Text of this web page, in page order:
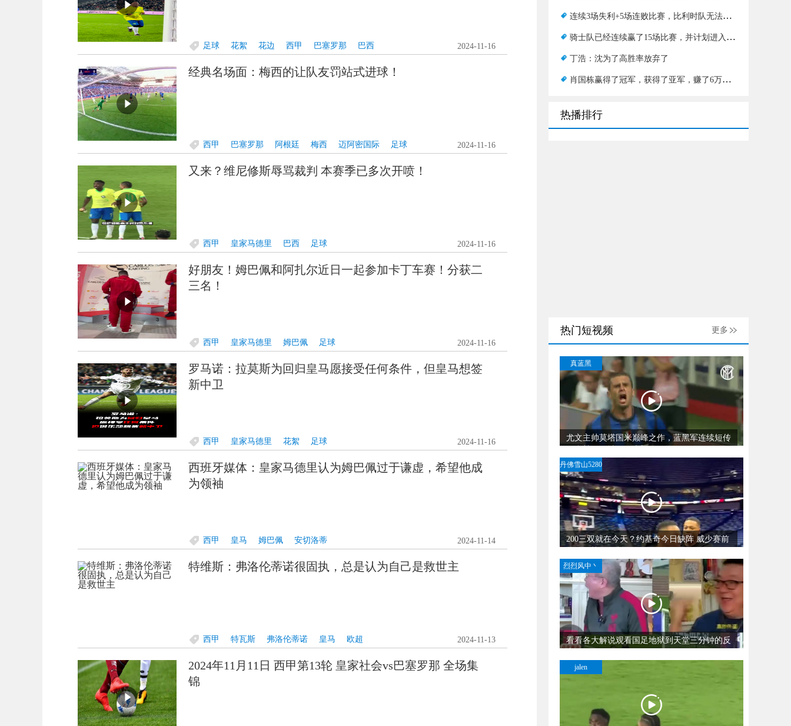
足球 花絮 花边 西甲 巴塞罗那 巴西 2024-11-16
经典名场面：梅西的让队友罚站式进球！
西甲 巴塞罗那 阿根廷 梅西 迈阿密国际 足球 2024-11-16
又来？维尼修斯辱骂裁判 本赛季已多次开喷！
西甲 皇家马德里 巴西 足球 2024-11-16
好朋友！姆巴佩和阿扎尔近日一起参加卡丁车赛！分获二
三名！
西甲 皇家马德里 姆巴佩 足球 2024-11-16
罗马诺：拉莫斯为回归皇马愿接受任何条件，但皇马想签
新中卫
西甲 皇家马德里 花絮 足球 2024-11-16
西班牙媒体：皇家马德里认为姆巴佩过于谦虚，希望他成
为领袖
西甲 皇马 姆巴佩 安切洛蒂 2024-11-14
特维斯：弗洛伦蒂诺很固执，总是认为自己是救世主
西甲 特瓦斯 弗洛伦蒂诺 皇马 欧超 2024-11-13
2024年11月11日 西甲第13轮 皇家社会vs巴塞罗那 全场集
锦
连续3场失利+5场连败比赛，比利时队无法承受伤病
骑士队已经连续赢了15场比赛，并计划进入决赛？在下一场战斗中，我们将测试绿军的状况
丁浩：沈为了高胜率放弃了
肖国栋赢得了冠军，获得了亚军，赚了6万英镑，随着年龄的增长，他不断突破，变得越来越狡猾
热播排行
热门短视频 更多
尤文主帅莫塔国米巅峰之作，蓝黑军连续短传
真蓝黑
200三双就在今天？约基奇今日缺阵 威少赛前
丹佛雪山5280
看看各大解说观看国足地狱到天堂三分钟的反
烈烈风中丶
jalen